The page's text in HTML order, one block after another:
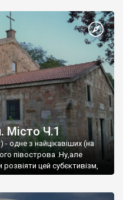
Місто Ч.1
одне з найцікавіших (на
півострова .Ну,але
цей субєктивізм,